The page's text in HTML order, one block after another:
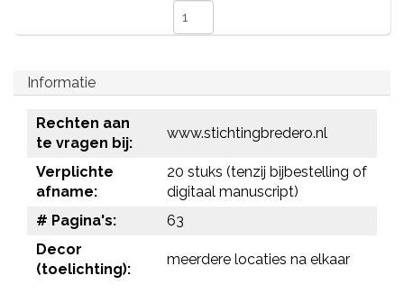
Informatie
Rechten aan
te vragen bij:
www.stichtingbredero.nl
Verplichte
afname:
20 stuks (tenzij bijbestelling of
digitaal manuscript)
# Pagina's:
63
Decor
(toelichting):
meerdere locaties na elkaar